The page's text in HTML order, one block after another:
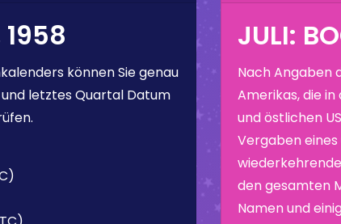
1958
können Sie genau
letztes Quartal Datum
JULI:
Nach Angaben
Amerikas, die
und östlichen
Vergaben
den gesamten
Namen und